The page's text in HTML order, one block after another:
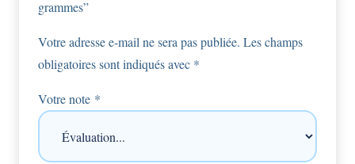
grammes”
Votre adresse e-mail ne sera pas publiée. Les champs
obligatoires sont indiqués avec *
Votre note *